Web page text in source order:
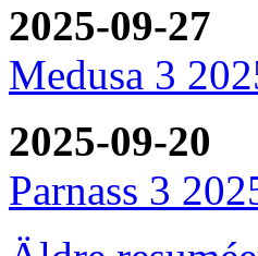
2025-09-27
Medusa 3
2025-09-20
Parnass 3